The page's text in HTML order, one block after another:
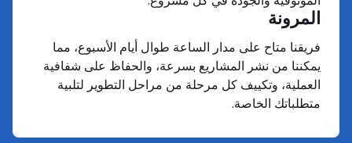
المرونة
فريقنا متاح على مدار الساعة طوال أيام الأسبوع، مما
يمكننا من نشر المشاريع بسرعة، والحفاظ على شفافية
العملية، وتكييف كل مرحلة من مراحل التطوير لتلبية
متطلباتك الخاصة.